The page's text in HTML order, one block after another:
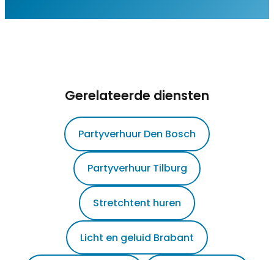
Gerelateerde diensten
Partyverhuur Den Bosch
Partyverhuur Tilburg
Stretchtent huren
Licht en geluid Brabant